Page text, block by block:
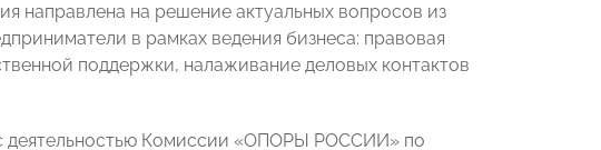
направлена на решение актуальных вопросов из
в рамках ведения бизнеса: правовая
поддержки, налаживание деловых контактов
деятельностью Комиссии «ОПОРЫ РОССИИ» по